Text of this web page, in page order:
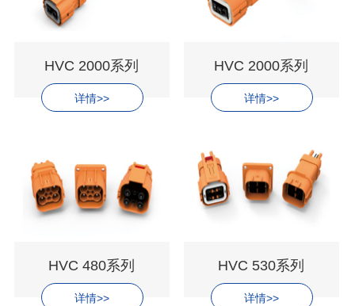
HVC 2000系列
详情>>
HVC 2000系列
详情>>
HVC 480系列
详情>>
HVC 530系列
详情>>